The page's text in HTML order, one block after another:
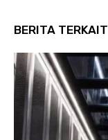
BERITA TERKAIT